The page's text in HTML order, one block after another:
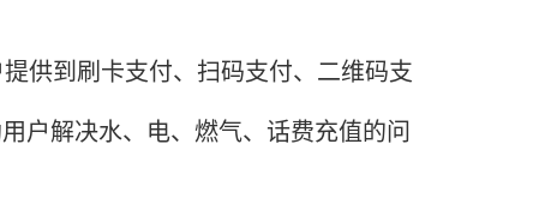
供到刷卡支付、扫码支付、二维码支
户解决水、电、燃气、话费充值的问